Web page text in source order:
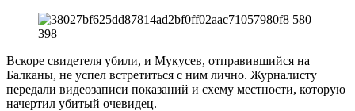
Вскоре свидетеля убили, и Мукусев, отправившийся на
Балканы, не успел встретиться с ним лично. Журналисту
передали видеозаписи показаний и схему местности, которую
начертил убитый очевидец.